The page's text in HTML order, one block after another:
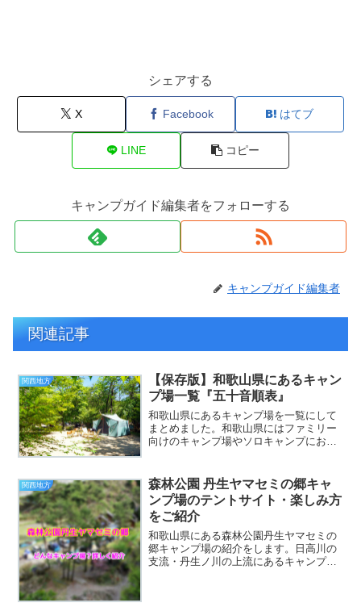
シェアする
X Facebook はてブ
LINE コピー
キャンプガイド編集者をフォローする
キャンプガイド編集者
関連記事
関西地方
【保存版】和歌山県にあるキャン
プ場一覧『五十音順表』
和歌山県にあるキャンプ場を一覧にして
まとめました。和歌山県にはファミリー
向けのキャンプ場やソロキャンプにおす
たくさんあります。和歌山県でキャンプ
場をお探しの方はぜひ...
関西地方
森林公園 丹生ヤマセミの郷キャ
ンプ場のテントサイト・楽しみ方
をご紹介
和歌山県にある森林公園丹生ヤマセミの
郷キャンプ場の紹介をします。日高川の
支流・丹生ノ川の上流にあるキャンプ場